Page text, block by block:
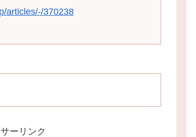
articles/-/370238
ーリンク